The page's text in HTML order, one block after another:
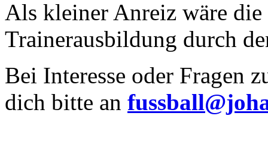
Als kleiner Anreiz wäre
Trainerausbildung durch
Bei Interesse oder Fragen
dich bitte an